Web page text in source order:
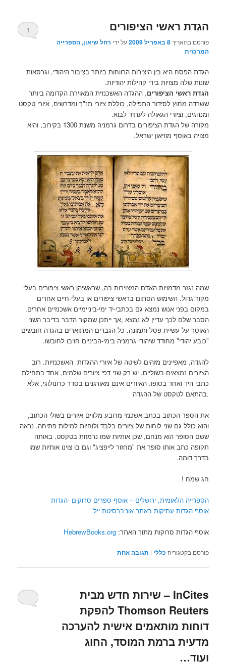
הגדת ראשי הציפורים
פורסם בתאריך8 באפריל 2009 על ידי רחל שיאון, הספרייה
המרכזית
1
הגדת הפסח היא בין היצירות הרווחות ביותר בציבור היהודי, וגרסאות
שונות שלה מצויות בידי קהילות יהודיות.
הגדת ראשי הציפורים, ההגדה האשכנזית המאוירת הקדומה ביותר
ששרדה מחוץ לסידור התפילה, כוללת ציורי תנ"ך ומדרשים, איורי טקסט
ומנהגים, וציורי הגאולה לעתיד לבוא.
מקורה של הגדת הציפורים בדרום גרמניה משנת 1300 בקירוב, והיא
מצויה באוסף מוזיאון ישראל.
שמה נגזר מדמויות האדם המצוירות בה, שראשיהן ראשי ציפורים בעלי
מקור גדול. השימוש הסתום בראשי ציפורים או בעלי-חיים אחרים
במקום בפני אנוש נמצא גם בכתבי-יד ימי-ביניימיים אשכנזיים אחרים.
הסבר שלם לכך עדיין לא נמצא ,אך ייתכן שמקור הדבר בדיבר השני
האוסר על עשיית פסל ותמונה. כל הגברים המתוארים בהגדה חובשים
"כובע יהודי" מחודד שיהודי גרמניה בימי-הביניים חויבו לחובשו.
להגדה, מאפיינים מזהים לשיטה של איורי ההגדות האשכנזיות. רוב
הציורים נמצאים בשוליים, יש רק שני דפי ציורים שלמים, אחד בתחילת
כתבי היד ואחד בסופו. האיורים אינם מאורגנים בסדר כרונולוגי, אלא
בהתאם לטקסט של ההגדה.
את הספר הכתוב בכתב אשכנזי מרובע מלווים איורים בשולי הכתוב,
והוא כולל גם שני לוחות של ציורים בלבד ולוחיות למילות פתיחה. נראה
ששם הסופר הוא מנחם, שכן אותיות שמו נרמזות בטקסט. באותה
תקופה כתב אותו סופר את "מחזור לייפציג" וגם בו צוינו אותיות שמו
בדרך דומה.
חג שמח !
הספרייה הלאומית, ירושלים – אוסף ספרים סרוקים -הגדות
אוסף הגדות עתיקות באתר אוניברסיטת ייל
אוסף הגדות סרוקות מתוך האתר:HebrewBooks.org
פורסם בקטגוריה כללי | תגובהאחת
InCites – שירות חדש מבית
Thomson Reuters להפקת
דוחות מותאמים אישית להערכה
מדעית ברמת המוסד, החוג
ועוד…